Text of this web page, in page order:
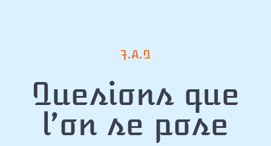
F.A.Q
Quesions que
l’on se pose